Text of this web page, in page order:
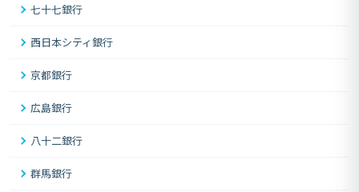
七十七銀行
西日本シティ銀行
京都銀行
広島銀行
八十二銀行
群馬銀行